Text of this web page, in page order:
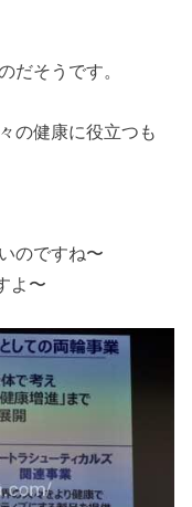
だそうです。
の健康に役立つも
のですね〜
よ〜